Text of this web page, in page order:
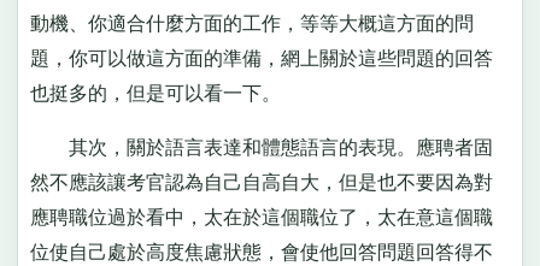
動機、你適合什麼方面的工作，等等大概這方面的問
題，你可以做這方面的準備，網上關於這些問題的回答
也挺多的，但是可以看一下。
其次，關於語言表達和體態語言的表現。應聘者固
然不應該讓考官認為自己自高自大，但是也不要因為對
應聘職位過於看中，太在於這個職位了，太在意這個職
位使自己處於高度焦慮狀態，會使他回答問題回答得不